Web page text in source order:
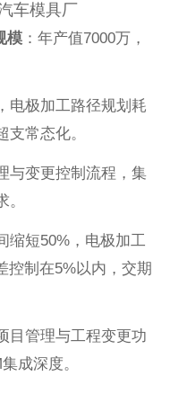
车模具厂
模 ：年产值7000万，
电极加工路径规划耗
常态化。
与变更控制流程，集
缩短50%，电极加工
控制在5%以内，交期
目管理与工程变更功
成深度。